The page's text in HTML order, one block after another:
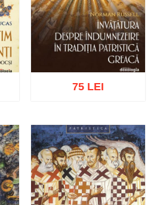
Adaugă în coș Wishlist
75 LEI